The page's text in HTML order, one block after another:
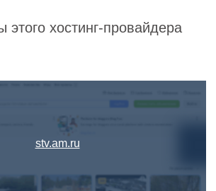
этого хостинг-провайдера
stv.am.ru